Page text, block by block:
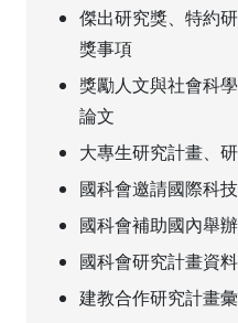
傑出研究獎、特約
獎事項
獎勵人文與社會科
論文
大專生研究計畫、
國科會邀請國際科
國科會補助國內舉
國科會研究計畫資
建教合作研究計畫